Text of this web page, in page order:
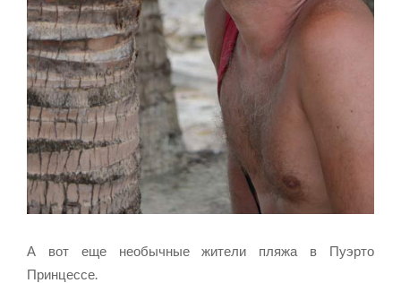
А вот еще необычные жители пляжа в Пуэрто
Принцессе.